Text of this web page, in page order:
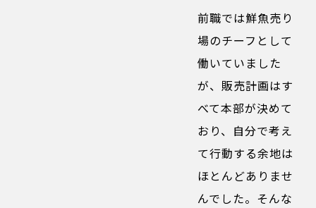
前職では鮮魚売り
場のチーフとして
働いていました
が、販売計画はす
べて本部が決めて
おり、自分で考え
て行動する余地は
ほとんどありませ
んでした。そんな